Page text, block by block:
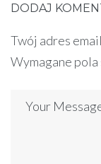
DODAJ
Twój adres
Wymagane pola